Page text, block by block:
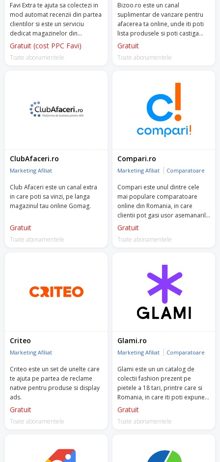
Favi Extra te ajuta sa colectezi in
mod automat recenzii din partea
clientilor si este un serviciu
dedicat magazinelor din
domeniul Home & Deco, ce isi
listeaza produsele si pe
marketplace-ul FAVI.
Gratuit (cost PPC Favi)
Toate abonamentele
Bizoo.ro este un canal
suplimentar de vanzare pentru
afacerea ta online, unde iti poti
lista produsele si poti castiga
increderea clientilor care cauta
maximizand profitul.
Gratuit
Toate abonamentele
ClubAfaceri.ro
Marketing Afiliat
Club Afaceri este un canal extra
in care poti sa vinzi, pe langa
magazinul tau online Gomag.
Gratuit
Toate abonamentele
Compari.ro
Marketing Afiliat Comparatoare
Compari este unul dintre cele
mai populare comparatoare
online din Romania, in care
clientii pot gasi usor asemanarile
si deosebirile dintre ofertele a
Gratuit
Toate abonamentele
Criteo
Marketing Afiliat
Criteo este un set de unelte care
te ajuta pe partea de reclame
native pentru produse si display
ads.
Gratuit
Toate abonamentele
Glami.ro
Marketing Afiliat Comparatoare
Glami este un un catalog de
colectii fashion prezent pe
pietele a 18 tari, printre care si
Romania, in care iti poti expune
produse din propriul magazin
Gratuit
Toate abonamentele